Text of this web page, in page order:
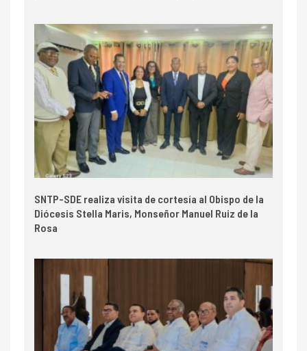
SNTP-SDE realiza visita de cortesía al Obispo de la
Diócesis Stella Maris, Monseñor Manuel Ruiz de la
Rosa